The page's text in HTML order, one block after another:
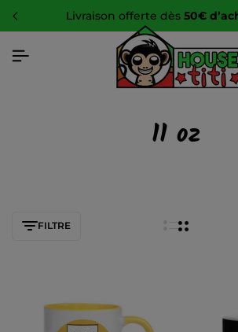
livraison offerte dès 50€
11 oz
FILTRE